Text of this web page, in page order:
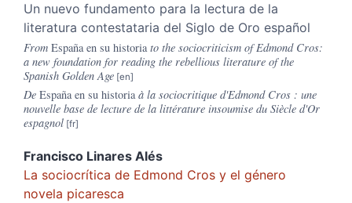
Un nuevo fundamento para la lectura de la
literatura contestataria del Siglo de Oro español
From España en su historiato the sociocriticism of Edmond Cros:
a new foundation for reading the rebellious literature of the
Spanish Golden Age
De España en su historiaà la sociocritique d'Edmond Cros : une
nouvelle base de lecture de la littérature insoumise du Siècle d'Or
espagnol
Francisco Linares Alés
La sociocrítica de Edmond Cros y el género
novela picaresca